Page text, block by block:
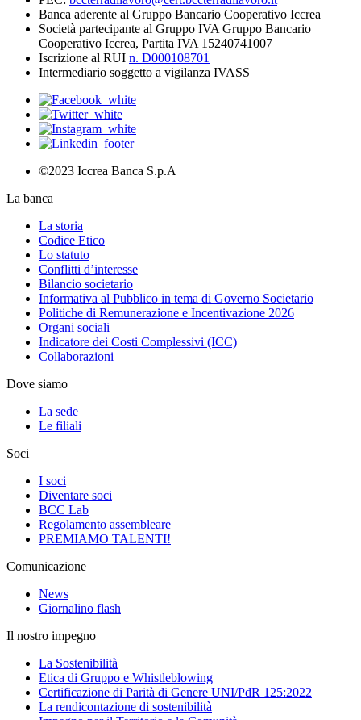
Banca aderente al Gruppo Bancario Cooperativo Iccrea
Società partecipante al Gruppo IVA Gruppo Bancario
Cooperativo Iccrea, Partita IVA 15240741007
Iscrizione al RUI n. D000108701
Intermediario soggetto a vigilanza IVASS
©2023 Iccrea Banca S.p.A
La banca
La storia
Codice Etico
Lo statuto
Conflitti d’interesse
Bilancio societario
Informativa al Pubblico in tema di Governo Societario
Politiche di Remunerazione e Incentivazione 2026
Organi sociali
Indicatore dei Costi Complessivi (ICC)
Collaborazioni
Dove siamo
La sede
Le filiali
Soci
I soci
Diventare soci
BCC Lab
Regolamento assembleare
PREMIAMO TALENTI!
Comunicazione
News
Giornalino flash
Il nostro impegno
La Sostenibilità
Etica di Gruppo e Whistleblowing
Certificazione di Parità di Genere UNI/PdR 125:2022
La rendicontazione di sostenibilità